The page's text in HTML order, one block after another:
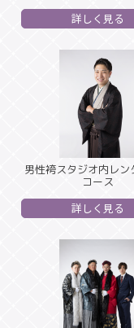
詳しく見る
男性袴スタジオ内レン
コース
詳しく見る